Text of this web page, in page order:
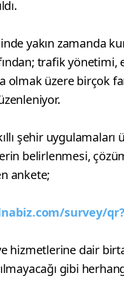
yakın zamanda
trafik yönetimi,
olmak üzere birçok
şehir
belirlenmesi,
ankete;
survey/
hizmetlerine dair
gibi